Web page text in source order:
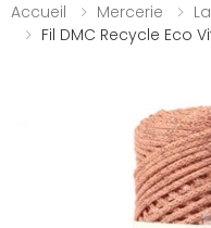
Accueil
Mercerie
Fil DMC Recycle Eco